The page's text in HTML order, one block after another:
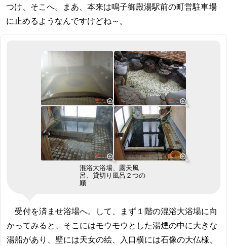
つけ、そこへ。まあ、本来は鳴子御殿湯駅前の町営駐車場
に止めるようなんですけどね～。
混浴大浴場、露天風
呂、貸切り風呂２つの
順
受付を済ませ浴場へ。して、まず１階の混浴大浴場に向
かってみると、そこにはモウモウとした湯煙の中に大きな
湯船があり、壁には天女の絵、入口横には石像の大仏様、